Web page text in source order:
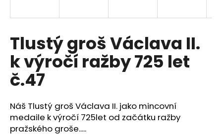
Tlustý groš Václava II.
k výročí ražby 725 let
č.47
Náš Tlustý groš Václava II. jako mincovní
medaile k výročí 725let od začátku ražby
pražského groše.....
í
t
?
HLEDAT